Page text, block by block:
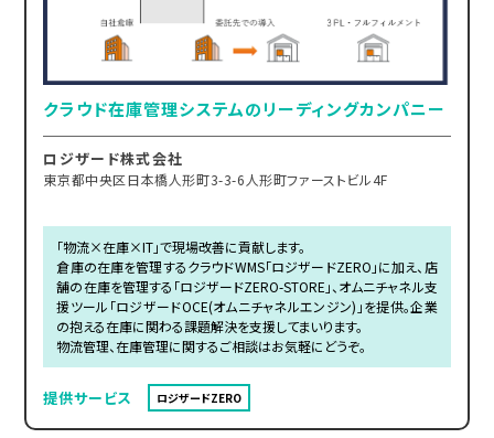
クラウド在庫管理システムのリーディングカンパニー
ロジザード株式会社
東京都中央区日本橋人形町3-3-6人形町ファーストビル4F
「物流×在庫×IT」で現場改善に貢献します。
倉庫の在庫を管理するクラウドWMS「ロジザードZERO」に加え、店
舗の在庫を管理する「ロジザードZERO-STORE」、オムニチャネル支
援ツール「ロジザードOCE(オムニチャネルエンジン)」を提供。企業
の抱える在庫に関わる課題解決を支援してまいります。
物流管理、在庫管理に関するご相談はお気軽にどうぞ。
提供サービス ロジザードZERO